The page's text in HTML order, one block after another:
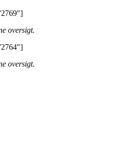
oversigt.
oversigt.